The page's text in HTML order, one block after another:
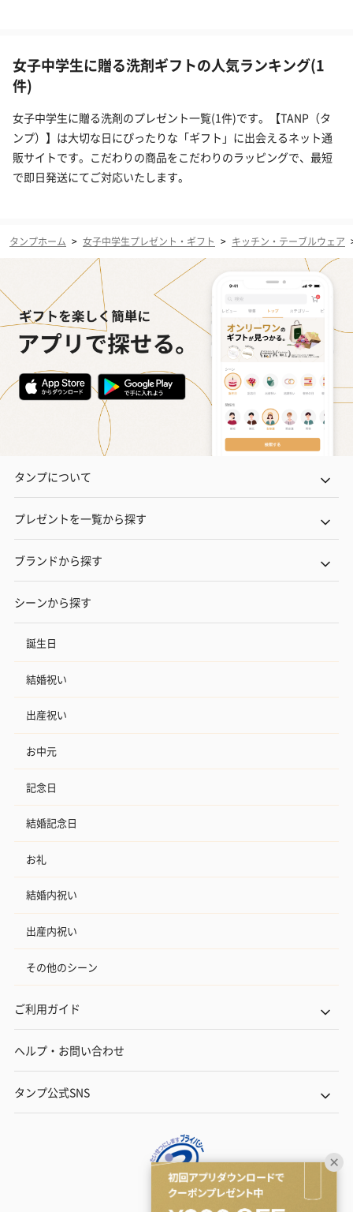
女子中学生に贈る洗剤ギフトの人気ランキング(1
件)
女子中学生に贈る洗剤のプレゼント一覧(1件)です。【TANP（タ
ンプ）】は大切な日にぴったりな「ギフト」に出会えるネット通
販サイトです。こだわりの商品をこだわりのラッピングで、最短
で即日発送にてご対応いたします。
タンプホーム > 女子中学生プレゼント・ギフト > キッチン・テーブルウェア
タンプについて
プレゼントを一覧から探す
ブランドから探す
シーンから探す
誕生日
結婚祝い
出産祝い
お中元
記念日
結婚記念日
お礼
結婚内祝い
出産内祝い
その他のシーン
ご利用ガイド
ヘルプ・お問い合わせ
タンプ公式SNS